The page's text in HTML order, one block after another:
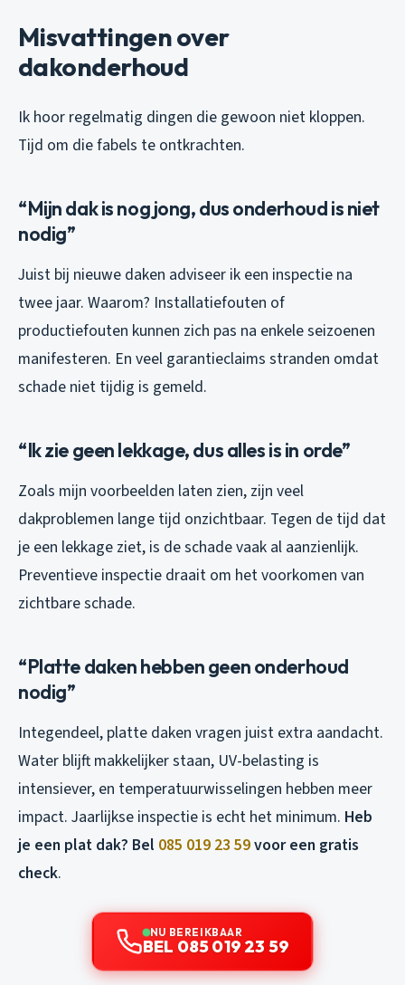
Misvattingen over
dakonderhoud
Ik hoor regelmatig dingen die gewoon niet kloppen.
Tijd om die fabels te ontkrachten.
“Mijn dak is nog jong, dus onderhoud is niet
nodig”
Juist bij nieuwe daken adviseer ik een inspectie na
twee jaar. Waarom? Installatiefouten of
productiefouten kunnen zich pas na enkele seizoenen
manifesteren. En veel garantieclaims stranden omdat
schade niet tijdig is gemeld.
“Ik zie geen lekkage, dus alles is in orde”
Zoals mijn voorbeelden laten zien, zijn veel
dakproblemen lange tijd onzichtbaar. Tegen de tijd dat
je een lekkage ziet, is de schade vaak al aanzienlijk.
Preventieve inspectie draait om het voorkomen van
zichtbare schade.
“Platte daken hebben geen onderhoud
nodig”
Integendeel, platte daken vragen juist extra aandacht.
Water blijft makkelijker staan, UV-belasting is
intensiever, en temperatuurwisselingen hebben meer
impact. Jaarlijkse inspectie is echt het minimum. Heb
je een plat dak? Bel 085 019 23 59voor een gratis
check.
NU BEREIKBAAR
BEL 085 019 23 59